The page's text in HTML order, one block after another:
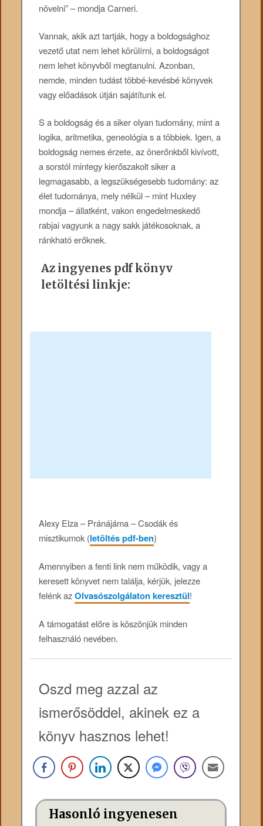
növelni” – mondja Carneri.
Vannak, akik azt tartják, hogy a boldogsághoz
vezető utat nem lehet körülírni, a boldogságot
nem lehet könyvből megtanulni. Azonban,
nemde, minden tudást többé-kevésbé könyvek
vagy előadások útján sajátítunk el.
S a boldogság és a siker olyan tudomány, mint a
logika, aritmetika, geneológia s a többiek. Igen, a
boldogság nemes érzete, az önerőnkből kivívott,
a sorstól mintegy kierőszakolt siker a
legmagasabb, a legszükségesebb tudomány: az
élet tudománya, mely nélkül – mint Huxley
mondja – állatként, vakon engedelmeskedő
rabjai vagyunk a nagy sakk játékosoknak, a
ránkható erőknek.
Az ingyenes pdf könyv
letöltési linkje:
Alexy Elza – Pránájáma – Csodák és
misztikumok (letöltés pdf-ben)
Amennyiben a fenti link nem működik, vagy a
keresett könyvet nem találja, kérjük, jelezze
felénk azOlvasószolgálaton keresztül!
A támogatást előre is köszönjük minden
felhasználó nevében.
Oszd meg azzal az
ismerősöddel, akinek ez a
könyv hasznos lehet!
Hasonló ingyenesen